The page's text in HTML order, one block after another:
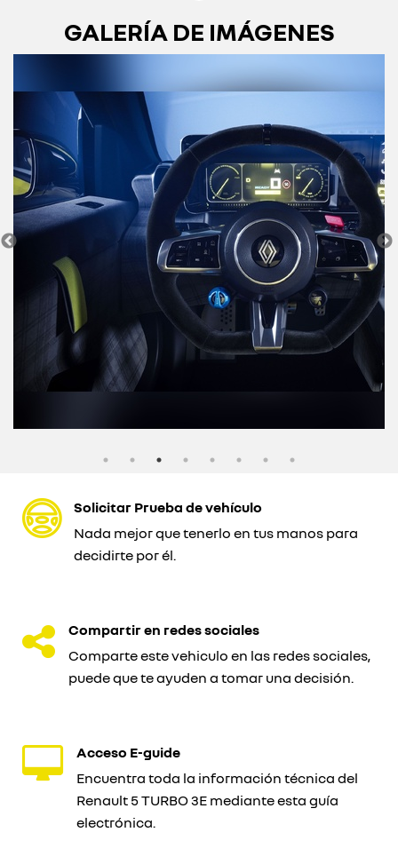
GALERÍA DE IMÁGENES
Solicitar Prueba de vehículo
Nada mejor que tenerlo en tus manos para
decidirte por él.
Compartir en redes sociales
Comparte este vehiculo en las redes sociales,
puede que te ayuden a tomar una decisión.
Acceso E-guide
Encuentra toda la información técnica del
Renault 5 TURBO 3E mediante esta guía
electrónica.